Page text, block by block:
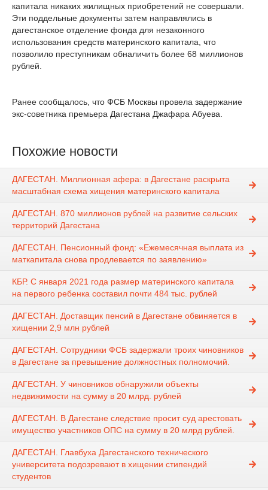
капитала никаких жилищных приобретений не совершали.
Эти поддельные документы затем направлялись в
дагестанское отделение фонда для незаконного
использования средств материнского капитала, что
позволило преступникам обналичить более 68 миллионов
рублей.
Ранее сообщалось, что ФСБ Москвы провела задержание
экс-советника премьера Дагестана Джафара Абуева.
Похожие новости
ДАГЕСТАН. Миллионная афера: в Дагестане раскрыта
масштабная схема хищения материнского капитала
ДАГЕСТАН. 870 миллионов рублей на развитие сельских
территорий Дагестана
ДАГЕСТАН. Пенсионный фонд: «Ежемесячная выплата из
маткапитала снова продлевается по заявлению»
КБР. С января 2021 года размер материнского капитала
на первого ребенка составил почти 484 тыс. рублей
ДАГЕСТАН. Доставщик пенсий в Дагестане обвиняется в
хищении 2,9 млн рублей
ДАГЕСТАН. Сотрудники ФСБ задержали троих чиновников
в Дагестане за превышение должностных полномочий.
ДАГЕСТАН. У чиновников обнаружили объекты
недвижимости на сумму в 20 млрд. рублей
ДАГЕСТАН. В Дагестане следствие просит суд арестовать
имущество участников ОПС на сумму в 20 млрд рублей.
ДАГЕСТАН. Главбуха Дагестанского технического
университета подозревают в хищении стипендий
студентов